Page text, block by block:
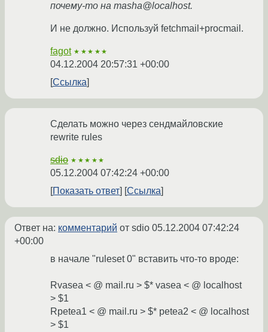
почему-то на masha@localhost.
И не должно. Используй fetchmail+procmail.
fagot ★★★★★
04.12.2004 20:57:31 +00:00
Ссылка
Сделать можно через сендмайловские
rewrite rules
sdio ★★★★★
05.12.2004 07:42:24 +00:00
Показать ответ
Ссылка
Ответ на: комментарий от sdio 05.12.2004 07:42:24
+00:00
в начале "ruleset 0" вставить что-то вроде:
Rvasea < @ mail.ru > $* vasea < @ localhost
> $1
Rpetea1 < @ mail.ru > $* petea2 < @ localhost
> $1